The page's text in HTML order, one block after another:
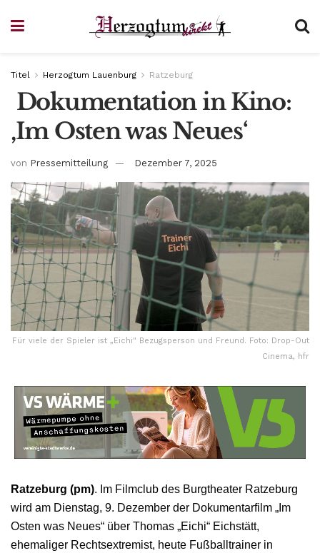
Titel Herzogtum Lauenburg Ratzeburg
Dokumentation in Kino:
‚Im Osten was Neues‘
von Pressemitteilung Dezember 7, 2025
Für viele der Spieler ist „Eichi" Bezugsperson und Freund. Foto: Drop-Out
Cinema, hfr
Ratzeburg (pm). Im Filmclub des Burgtheater Ratzeburg
wird am Dienstag, 9. Dezember der Dokumentarfilm „Im
Osten was Neues“ über Thomas „Eichi“ Eichstätt,
ehemaliger Rechtsextremist, heute Fußballtrainer in